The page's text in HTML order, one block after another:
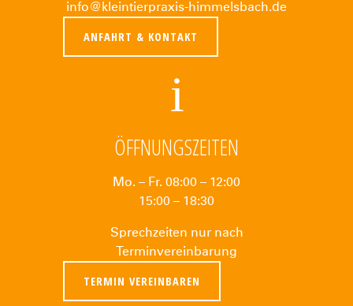
info@kleintierpraxis-himmelsbach.de
ANFAHRT & KONTAKT
ÖFFNUNGSZEITEN
Mo. – Fr. 08:00 – 12:00
15:00 – 18:30
Sprechzeiten nur nach
Terminvereinbarung
TERMIN VEREINBAREN